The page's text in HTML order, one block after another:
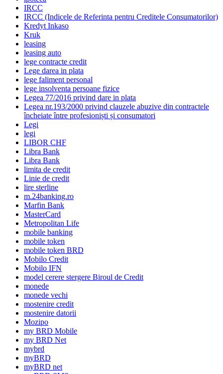
IRCC
IRCC (Indicele de Referinta pentru Creditele Consumatorilor)
Kredyt Inkaso
Kruk
leasing
leasing auto
lege contracte credit
Lege darea in plata
lege faliment personal
lege insolventa persoane fizice
Legea 77/2016 privind dare in plata
Legea nr.193/2000 privind clauzele abuzive din contractele
încheiate între profesioniști și consumatori
Legi
legi
LIBOR CHF
Libra Bank
Libra Bank
limita de credit
Linie de credit
lire sterline
m.24banking.ro
Marfin Bank
MasterCard
Metropolitan Life
mobile banking
mobile token
mobile token BRD
Mobilo Credit
Mobilo IFN
model cerere stergere Biroul de Credit
monede
monede vechi
mostenire credit
mostenire datorii
Mozipo
my BRD Mobile
my BRD Net
mybrd
myBRD
myBRD net